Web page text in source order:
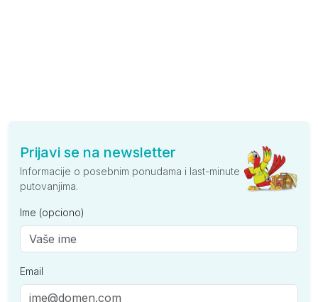
Prijavi se na newsletter
Informacije o posebnim ponudama i last-minute
putovanjima.
Ime (opciono)
Email